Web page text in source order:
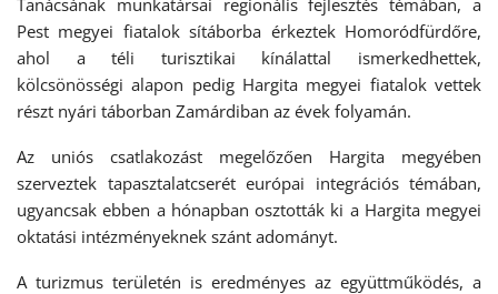
Tanácsának munkatársai regionális fejlesztés témában, a
Pest megyei fiatalok sítáborba érkeztek Homoródfürdőre,
ahol a téli turisztikai kínálattal ismerkedhettek,
kölcsönösségi alapon pedig Hargita megyei fiatalok vettek
részt nyári táborban Zamárdiban az évek folyamán.
Az uniós csatlakozást megelőzően Hargita megyében
szerveztek tapasztalatcserét európai integrációs témában,
ugyancsak ebben a hónapban osztották ki a Hargita megyei
oktatási intézményeknek szánt adományt.
A turizmus területén is eredményes az együttműködés, a